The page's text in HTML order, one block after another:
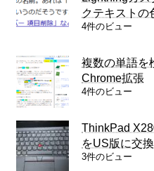
クテキストの
4件のビュー
複数の単語を
Chrome拡張
4件のビュー
ThinkPad
をUS版に交換
3件のビュー